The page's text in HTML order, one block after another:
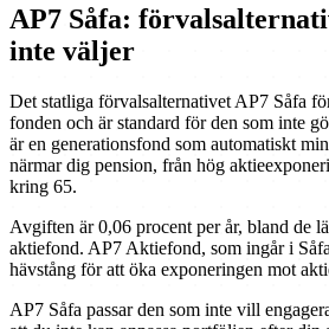
AP7 Såfa:
inte väljer
Det statliga förvalsalternativet AP7 Såfa
fonden och är standard för den som inte
är en generationsfond som automatiskt
närmar dig pension, från hög
kring 65.
Avgiften är 0,06 procent per år, bland de
aktiefond. AP7 Aktiefond, som ingår i
hävstång för att öka exponeringen mot
AP7 Såfa passar den som inte vill